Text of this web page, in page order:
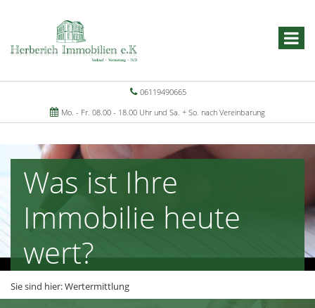
06119490665
Mo. - Fr. 08.00 - 18.00 Uhr und Sa. + So. nach Vereinbarung
Was ist Ihre
Immobilie heute
wert?
Sie sind hier:Wertermittlung